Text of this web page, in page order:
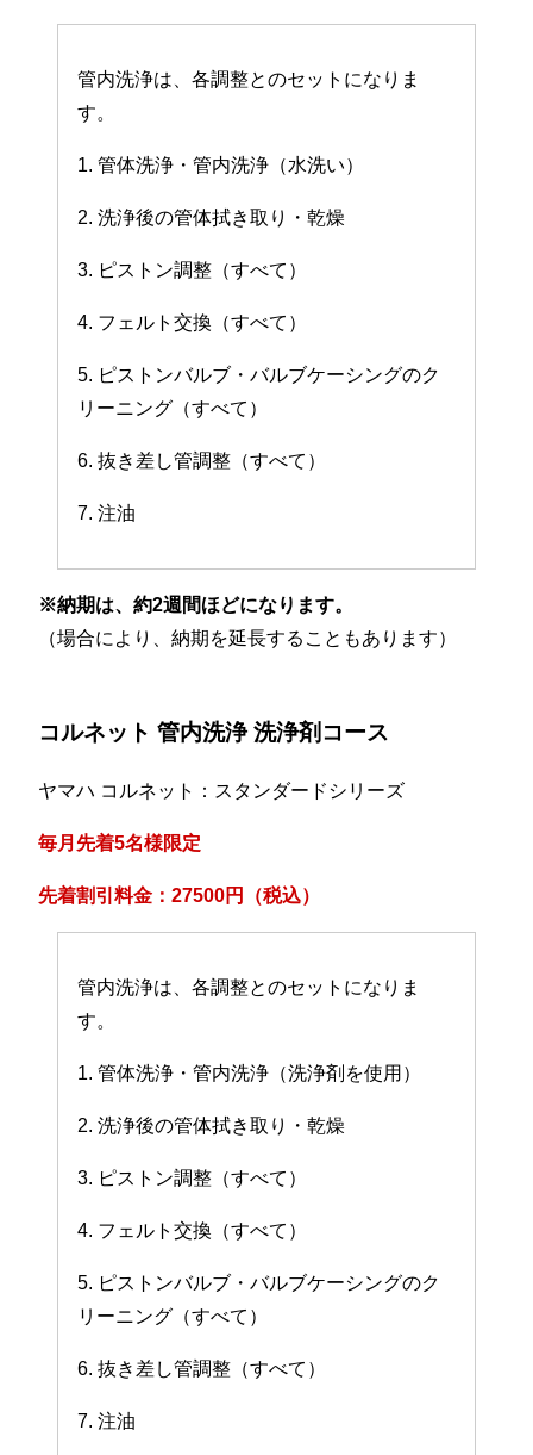
管内洗浄は、各調整とのセットになりま
す。
1. 管体洗浄・管内洗浄（水洗い）
2. 洗浄後の管体拭き取り・乾燥
3. ピストン調整（すべて）
4. フェルト交換（すべて）
5. ピストンバルブ・バルブケーシングのク
リーニング（すべて）
6. 抜き差し管調整（すべて）
7. 注油
※納期は、約2週間ほどになります。
（場合により、納期を延長することもあります）
コルネット 管内洗浄 洗浄剤コース
ヤマハ コルネット：スタンダードシリーズ
毎月先着5名様限定
先着割引料金：27500円（税込）
管内洗浄は、各調整とのセットになりま
す。
1. 管体洗浄・管内洗浄（洗浄剤を使用）
2. 洗浄後の管体拭き取り・乾燥
3. ピストン調整（すべて）
4. フェルト交換（すべて）
5. ピストンバルブ・バルブケーシングのク
リーニング（すべて）
6. 抜き差し管調整（すべて）
7. 注油